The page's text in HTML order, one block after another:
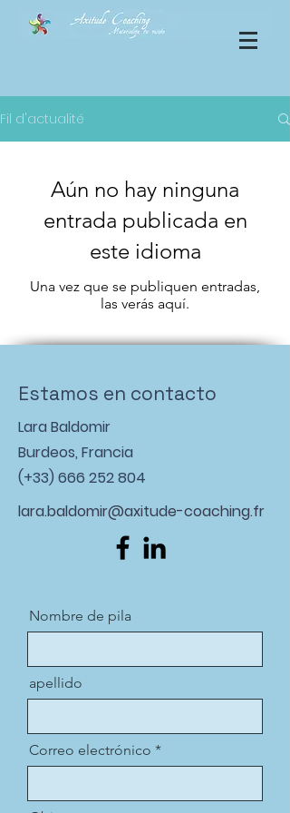
Fil d'actualité
Aún no hay ninguna
entrada publicada en
este idioma
Una vez que se publiquen entradas,
las verás aquí.
Estamos en contacto
Lara Baldomir
Burdeos, Francia
(+33) 666 252 804
lara.baldomir@axitude-coaching.fr
Nombre de pila
apellido
Correo electrónico